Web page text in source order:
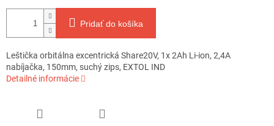
Pridať do košíka
Leštička orbitálna excentrická Share20V, 1x 2Ah Li-ion, 2,4A
nabíjačka, 150mm, suchý zips, EXTOL IND
Detailné informácie